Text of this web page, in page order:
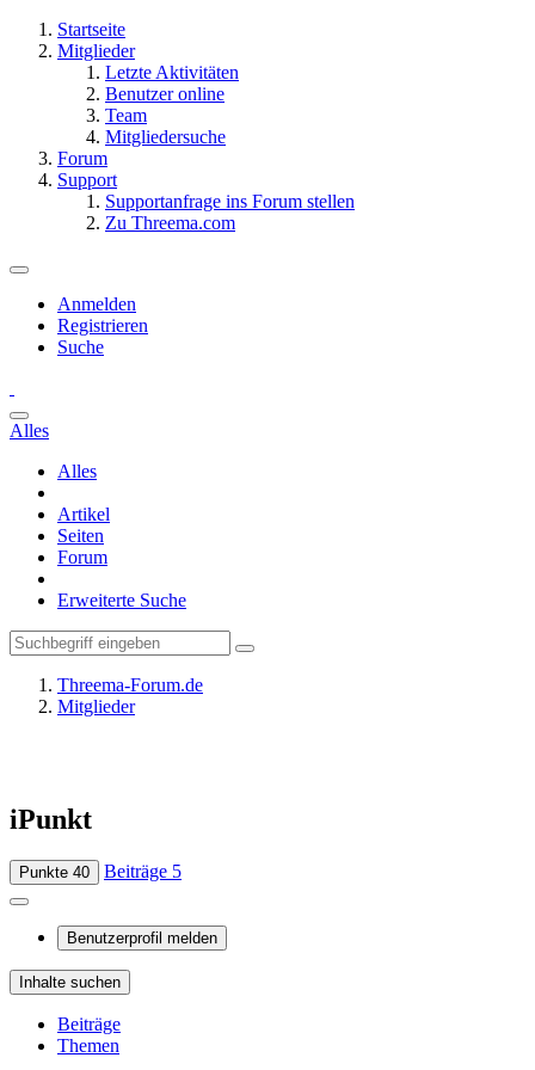
Startseite
Mitglieder
Letzte Aktivitäten
Benutzer online
Team
Mitgliedersuche
Forum
Support
Supportanfrage ins Forum stellen
Zu Threema.com
Anmelden
Registrieren
Suche
Alles
Alles
Artikel
Seiten
Forum
Erweiterte Suche
Threema-Forum.de
Mitglieder
iPunkt
Punkte 40 Beiträge 5
Benutzerprofil melden
Inhalte suchen
Beiträge
Themen